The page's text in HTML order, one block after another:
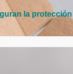
la protección